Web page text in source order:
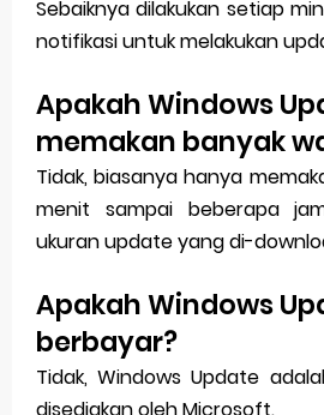
Sebaiknya dilakukan setiap
notifikasi untuk melakukan
Apakah Windows
memakan banyak
Tidak, biasanya hanya
menit sampai beberapa
ukuran update yang di-
Apakah Windows
berbayar?
Tidak, Windows Update